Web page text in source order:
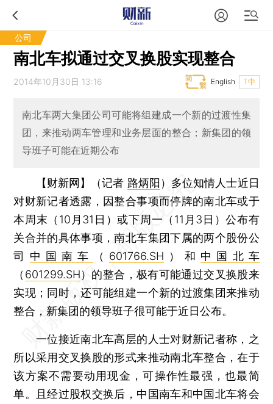
公司
南北车拟通过交叉换股实现整合
2014年10月30日 13:16 T中
English
南北车两大集团公司可能将组建成一个新的过渡性集
团，来推动两车管理和业务层面的整合；新集团的领
导班子可能在近期公布
【财新网】（记者 路炳阳 ） 多位知情人士近日
对财新记者透露，因整合事项而停牌的南北车或于
本周末（10月31日）或下周一（11月3日）公布有
关合并的具体事项，南北车集团下属的两个股份公
司 中国南车 （ 601766.SH ）和 中国北车
（ 601299.SH）的整合，极有可能通过交叉换股来
实现；同时，还可能组建一个新的过渡集团来推动
整合，新集团的领导班子很可能于近日公布。
一位接近南北车高层的人士对财新记者称，之
所以采用交叉换股的形式来推动南北车整合，在于
该方案不需要动用现金，可操作性最强，也最简
单。且经过股权交换后，中国南车和中国北车将会